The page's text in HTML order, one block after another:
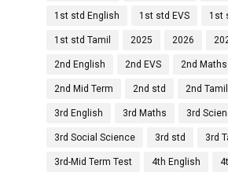
1st std English 1st std EVS 1st
1st std Tamil 2025 2026
2nd English 2nd EVS 2nd Maths
2nd Mid Term 2nd std 2nd Tamil
3rd English 3rd Maths 3rd
3rd Social Science 3rd std 3rd
3rd-Mid Term Test 4th English